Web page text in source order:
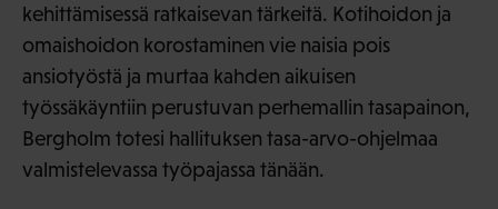
kehittämisessä ratkaisevan tärkeitä. Kotihoidon ja
omaishoidon korostaminen vie naisia pois
ansiotyöstä ja murtaa kahden aikuisen
työssäkäyntiin perustuvan perhemallin tasapainon,
Bergholm totesi hallituksen tasa-arvo-ohjelmaa
valmistelevassa työpajassa tänään.